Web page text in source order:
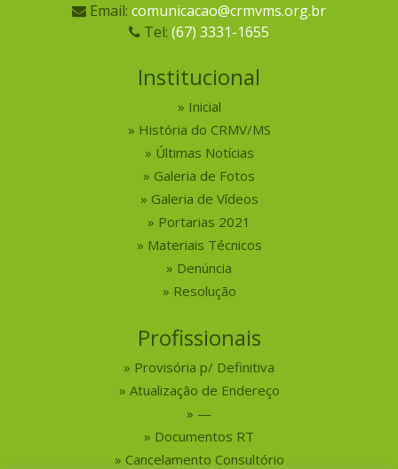
Email: comunicacao@crmvms.org.br
Tel: (67) 3331-1655
Institucional
Inicial
História do CRMV/MS
Últimas Notícias
Galeria de Fotos
Galeria de Vídeos
Portarias 2021
Materiais Técnicos
Denúncia
Resolução
Profissionais
Provisória p/ Definitiva
Atualização de Endereço
—
Documentos RT
Cancelamento Consultório